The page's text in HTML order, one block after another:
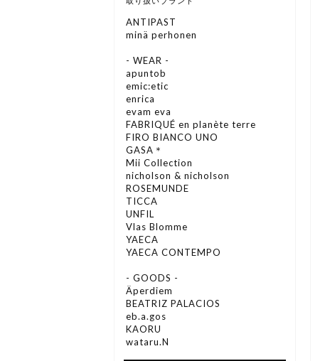
ANTIPAST
minä perhonen
- WEAR -
apuntob
emic:etic
enrica
evam eva
FABRIQUÉ en planète terre
FIRO BIANCO UNO
GASA＊
Mii Collection
nicholson & nicholson
ROSEMUNDE
TICCA
UNFIL
Vlas Blomme
YAECA
YAECA CONTEMPO
- GOODS -
Äperdiem
BEATRIZ PALACIOS
eb.a.gos
KAORU
wataru.N